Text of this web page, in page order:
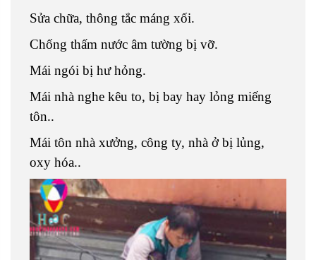
Sửa chữa, thông tắc máng xối.
Chống thấm nước âm tường bị vỡ.
Mái ngói bị hư hỏng.
Mái nhà nghe kêu to, bị bay hay lỏng miếng
tôn..
Mái tôn nhà xưởng, công ty, nhà ở bị lủng,
oxy hóa..